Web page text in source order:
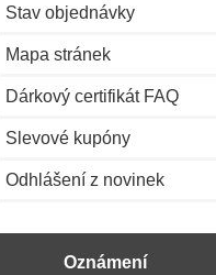
Stav objednávky
Mapa stránek
Dárkový certifikát FAQ
Slevové kupóny
Odhlášení z novinek
Oznámení